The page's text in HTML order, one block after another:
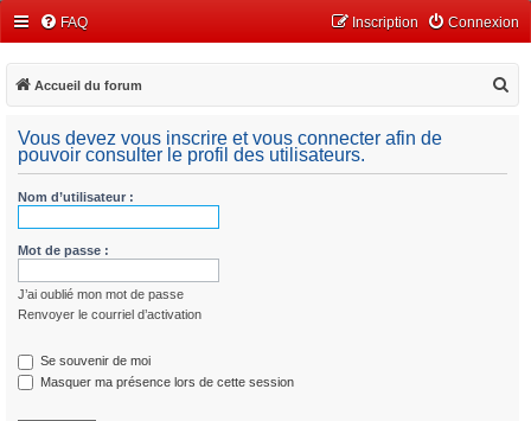
FAQ Connexion
Inscription
Accueil du forum
Vous devez vous inscrire et vous connecter afin de
pouvoir consulter le profil des utilisateurs.
Nom d’utilisateur :
Mot de passe :
J’ai oublié mon mot de passe
Renvoyer le courriel d’activation
Se souvenir de moi
Masquer ma présence lors de cette session